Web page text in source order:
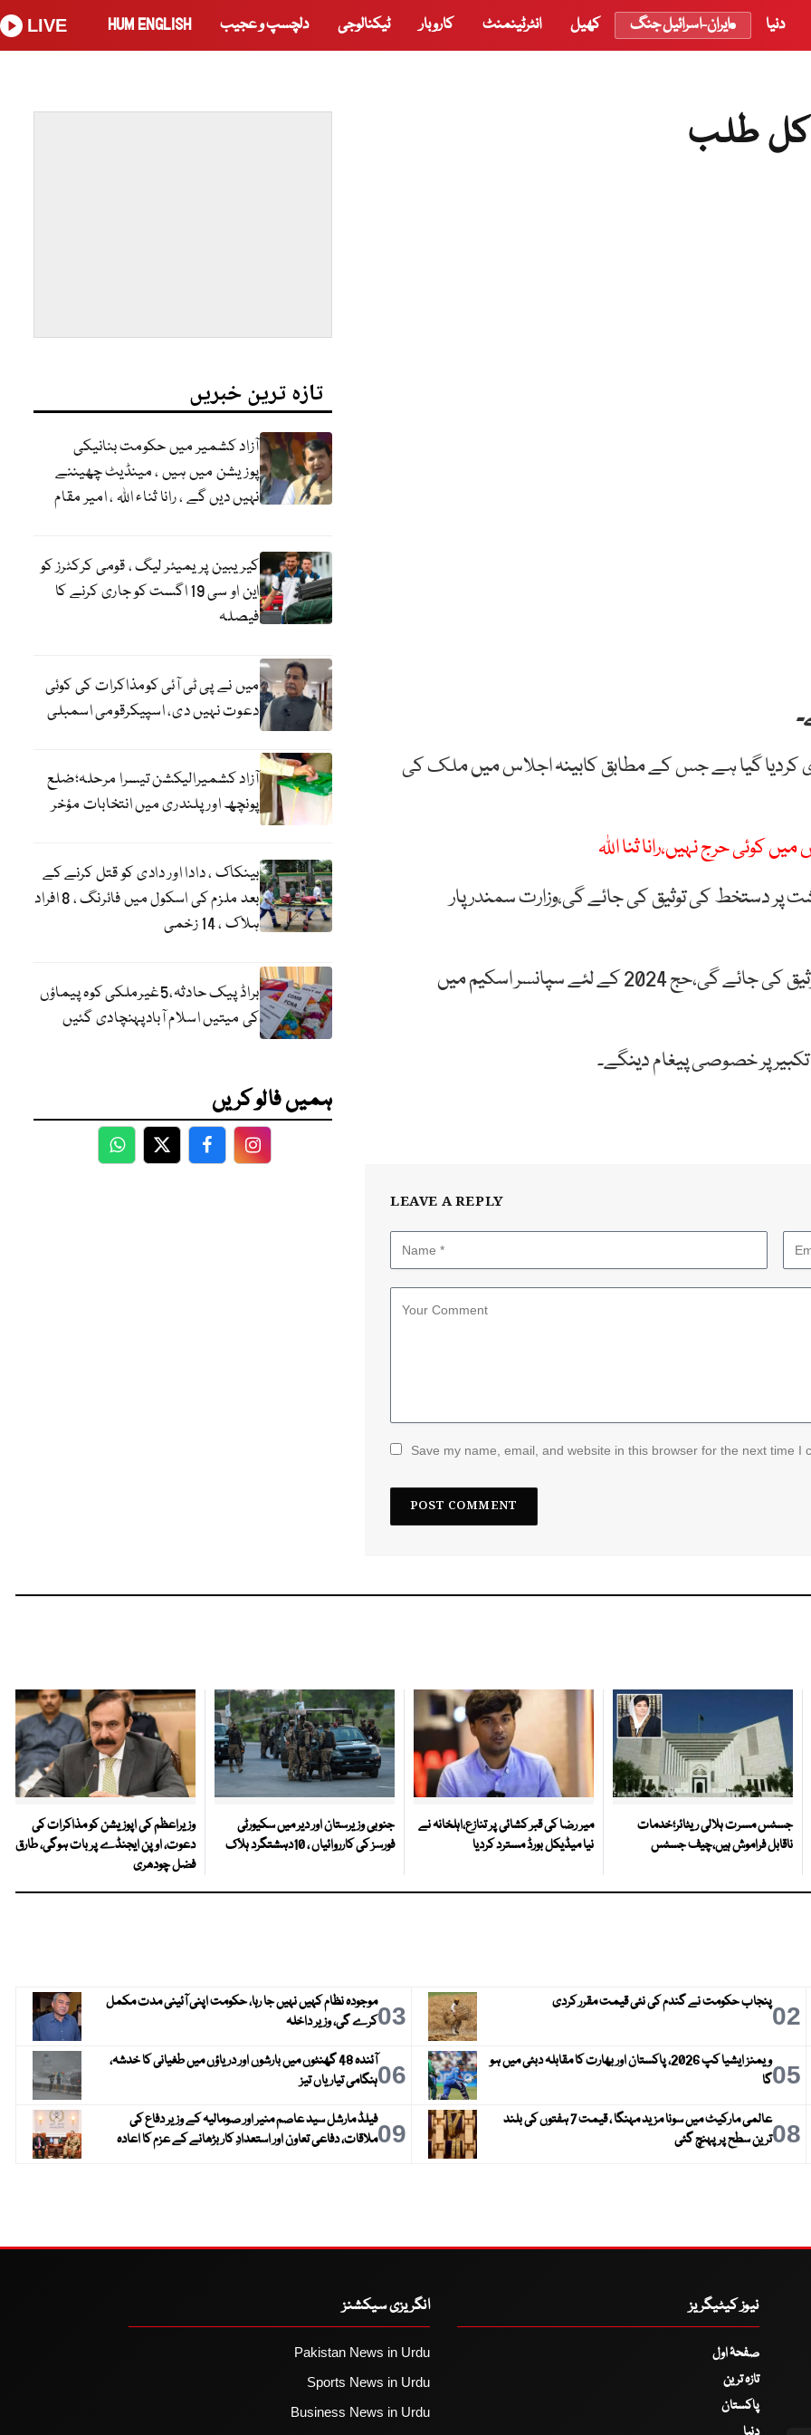
دنیا ایران-اسرائیل جنگ کھیل انٹرٹینمنٹ کاروبار ٹیکنالوجی دلچسپ و عجیب HUM ENGLISH
LIVE
کل طلب
کا 12 نکاتی ایجنڈا جاری کردیا گیا ہے جس کے مطابق کابینہ اجلاس میں ملک کی
کوئی حرج نہیں،رانا ثنا اللہ
دستخط کی توثیق کی جائے گی،وزارت سمندر پار
پاکستان کے رومانیہ اور جرمنی کے ساتھ معاہدوں کی توثیق کی جائے گی،حج 2024 کے لئے سپانسر اسکیم میں
تکبیر پر خصوصی پیغام دینگے۔
LEAVE A REPLY
Save my name, email, and website in this browser for the next time I
تازہ ترین خبریں
آزاد کشمیر میں حکومت بنانیکی
پوزیشن میں ہیں ، مینڈیٹ چھیننے
نہیں دیں گے ، رانا ثناء اللہ ، امیر مقام
کیریبین پریمیئر لیگ ، قومی کرکٹرز کو
این او سی 19 اگست کو جاری کرنے کا
فیصلہ
میں نے پی ٹی آئی کومذاکرات کی کوئی
دعوت نہیں دی، اسپیکرقومی اسمبلی
آزاد کشمیرالیکشن تیسرا مرحلہ؛ضلع
پونچھ اور پلندری میں انتخابات مؤخر
بینکاک ، دادا اور دادی کو قتل کرنے کے
بعد ملزم کی اسکول میں فائرنگ ، 8 افراد
ہلاک ، 14 زخمی
براڈ پیک حادثہ،5غیرملکی کوہ پیماؤں
کی میتیں اسلام آبادپہنچادی گئیں
ہمیں فالو کریں
WhatsApp
TwitterFacebookFacebook
جسٹس مسرت ہلالی ریٹائر؛خدمات
ناقابل فراموش ہیں،چیف جسٹس
میر رضا کی قبر کشائی پر تنازع،اہلخانہ نے
نیا میڈیکل بورڈ مسترد کردیا
جنوبی وزیرستان اور دیر میں سکیورٹی
فورسز کی کارروائیاں ، 10دہشتگرد ہلاک
وزیراعظم کی اپوزیشن کو مذاکرات کی
دعوت، اوپن ایجنڈے پر بات ہوگی، طارق
فضل چودھری
02پنجاب حکومت نے گندم کی نئی قیمت مقرر کردی 03موجودہ نظام کہیں نہیں جا رہا، حکومت اپنی آئینی مدت مکمل
کرے گی، وزیر داخلہ
05
ویمنز ایشیا کپ 2026، پاکستان اور بھارت کا مقابلہ دبئی میں ہو
گا
06
آئندہ 48 گھنٹوں میں بارشوں اور دریاؤں میں طغیانی کا خدشہ،
ہنگامی تیاریاں تیز
08
عالمی مارکیٹ میں سونا مزید مہنگا ، قیمت 7 ہفتوں کی بلند
ترین سطح پر پہنچ گئی
09فیلڈ مارشل سید عاصم منیر اور صومالیہ کے وزیر دفاع کی
ملاقات، دفاعی تعاون اور استعدادِ کار بڑھانے کے عزم کا اعادہ
نیوز کیٹیگریز
صفحۂ اول
تازہ ترین
پاکستان
انگریزی سیکشنز
Pakistan News in Urdu
Sports News in Urdu
Business News in Urdu